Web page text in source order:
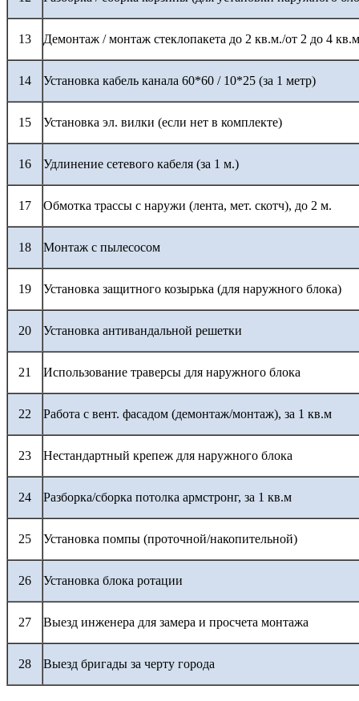
13 Демонтаж / монтаж стеклопакета до 2 кв.м./от 2 до 4
14 Установка кабель канала 60*60 / 10*25 (за 1 метр)
15 Установка эл. вилки (если нет в комплекте)
16 Удлинение сетевого кабеля (за 1 м.)
17 Обмотка трассы с наружи (лента, мет. скотч), до 2 м.
18 Монтаж с пылесосом
19 Установка защитного козырька (для наружного блока)
20 Установка антивандальной решетки
21 Использование траверсы для наружного блока
22 Работа с вент. фасадом (демонтаж/монтаж), за 1 кв.м
23 Нестандартный крепеж для наружного блока
24 Разборка/сборка потолка армстронг, за 1 кв.м
25 Установка помпы (проточной/накопительной)
26 Установка блока ротации
27 Выезд инженера для замера и просчета монтажа
28 Выезд бригады за черту города